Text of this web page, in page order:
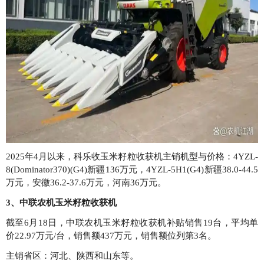
2025年4月以来，科乐收玉米籽粒收获机主销机型与价格：4YZL-
8(Dominator370)(G4)新疆136万元，4YZL-5H1(G4)新疆38.0-44.5
万元，安徽36.2-37.6万元，河南36万元。
3、中联农机玉米籽粒收获机
截至6月18日，中联农机玉米籽粒收获机补贴销售19台，平均单
价22.97万元/台，销售额437万元，销售额位列第3名。
主销省区：河北、陕西和山东等。